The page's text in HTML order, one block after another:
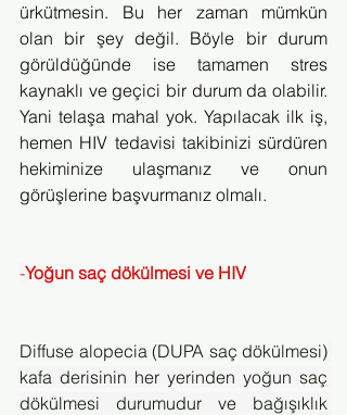
ürkütmesin. Bu her zaman mümkün
olan bir şey değil. Böyle bir durum
görüldüğünde ise tamamen stres
kaynaklı ve geçici bir durum da olabilir.
Yani telaşa mahal yok. Yapılacak ilk iş,
hemen HIV tedavisi takibinizi sürdüren
hekiminize ulaşmanız ve onun
görüşlerine başvurmanız olmalı.
-Yoğun saç dökülmesi ve HIV
Diffuse alopecia (DUPA saç dökülmesi)
kafa derisinin her yerinden yoğun saç
dökülmesi durumudur ve bağışıklık